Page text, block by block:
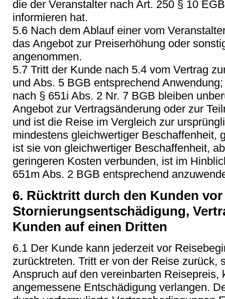
die der Veranstalter nach Art. 250 § 10
informieren hat.
5.6 Nach dem Ablauf einer vom
das Angebot zur Preiserhöhung oder
angenommen.
5.7 Tritt der Kunde nach 5.4 vom Vertrag
und Abs. 5 BGB entsprechend
nach § 651i Abs. 2 Nr. 7 BGB bleiben
Angebot zur Vertragsänderung oder zur
und ist die Reise im Vergleich zur
mindestens gleichwertiger Beschaffenheit,
ist sie von gleichwertiger Beschaffenheit,
geringeren Kosten verbunden, ist im
651m Abs. 2 BGB entsprechend
6. Rücktritt durch den Kunden
Stornierungsentschädigung,
Kunden auf einen Dritten
6.1 Der Kunde kann jederzeit vor
zurücktreten. Tritt er von der Reise zurück,
Anspruch auf den vereinbarten Reisepreis,
angemessene Entschädigung verlangen.